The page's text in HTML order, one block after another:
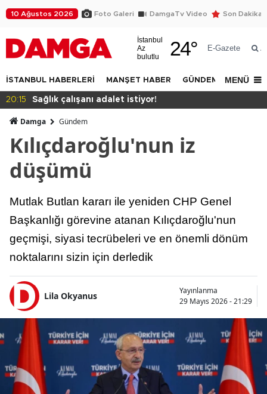
10 Ağustos 2026 Foto Galeri DamgaTv Video Son Dakika
İstanbul
Az
bulutlu
24° E-Gazete
İSTANBUL HABERLERİ MANŞET HABER GÜNDEM DÜNYA
MENÜ
21:30
“Tarihi yapıları, sıradan bir reklam yüzeyi
Damga Gündem
Kılıçdaroğlu'nun iz
düşümü
Mutlak Butlan kararı ile yeniden CHP Genel
Başkanlığı görevine atanan Kılıçdaroğlu'nun
geçmişi, siyasi tecrübeleri ve en önemli dönüm
noktalarını sizin için derledik
Lila Okyanus
Yayınlanma
29 Mayıs 2026 - 21:29